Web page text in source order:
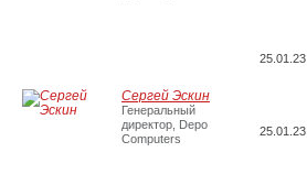
25.01.23
25.01.23
Сергей Эскин
Генеральный
директор, Depo
Computers